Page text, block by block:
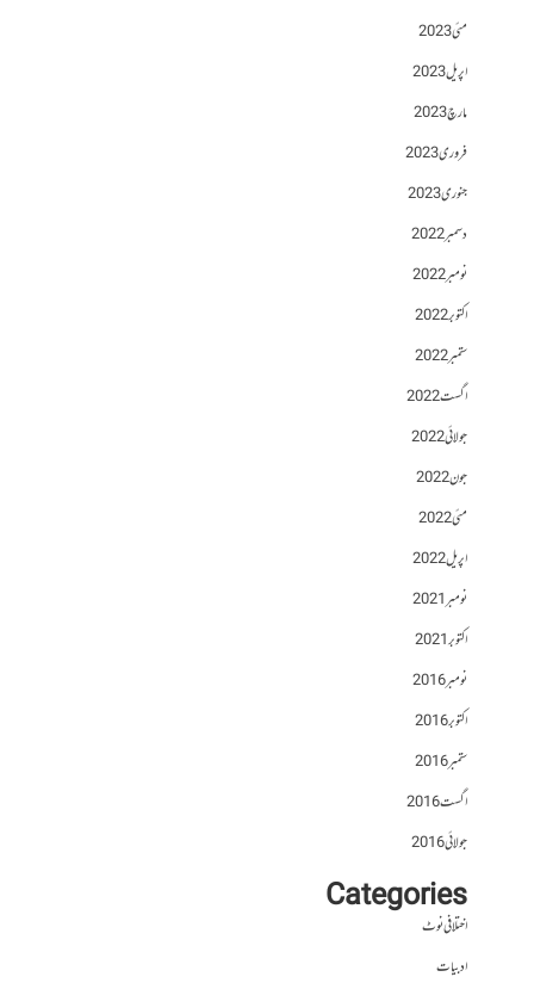
مئی 2023
اپریل 2023
مارچ 2023
فروری 2023
جنوری 2023
دسمبر 2022
نومبر 2022
اکتوبر 2022
ستمبر 2022
اگست 2022
جولائی 2022
جون 2022
مئی 2022
اپریل 2022
نومبر 2021
اکتوبر 2021
نومبر 2016
اکتوبر 2016
ستمبر 2016
اگست 2016
جولائی 2016
Categories
اختلافی نوٹ
ادبیات